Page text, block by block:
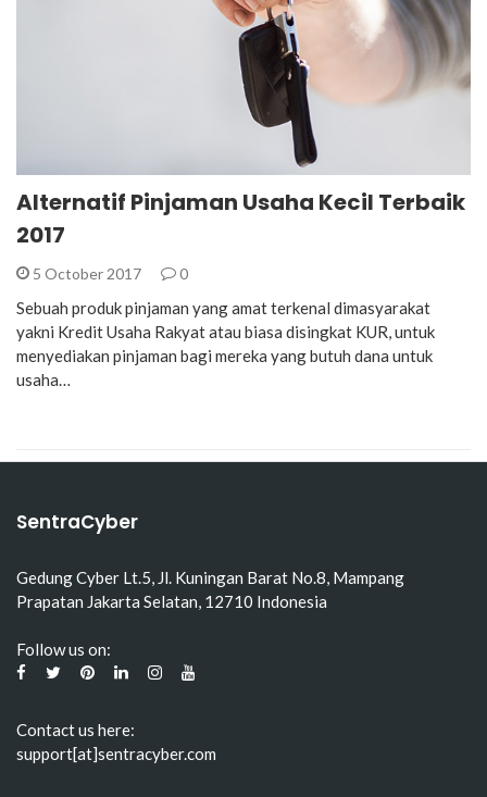
Alternatif Pinjaman Usaha Kecil Terbaik
2017
5 October 2017 0
Sebuah produk pinjaman yang amat terkenal dimasyarakat
yakni Kredit Usaha Rakyat atau biasa disingkat KUR, untuk
menyediakan pinjaman bagi mereka yang butuh dana untuk
usaha…
SentraCyber
Gedung Cyber Lt.5, Jl. Kuningan Barat No.8, Mampang
Prapatan Jakarta Selatan, 12710 Indonesia
Follow us on:
Contact us here:
support[at]sentracyber.com